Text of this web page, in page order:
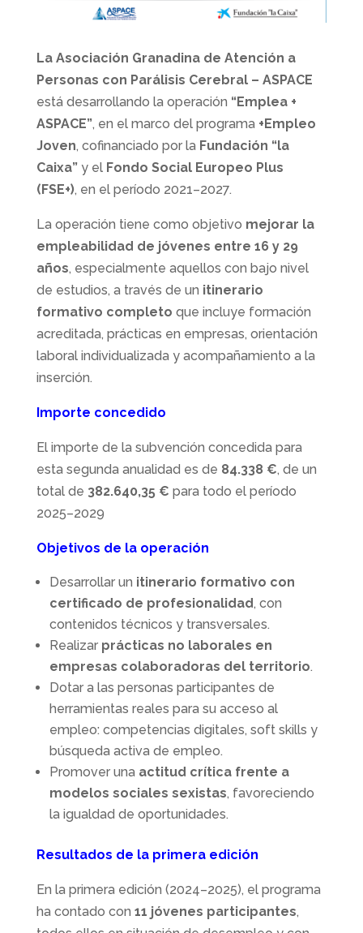
La Asociación Granadina de Atención a
Personas con Parálisis Cerebral – ASPACE
está desarrollando la operación “Emplea +
ASPACE”, en el marco del programa +Empleo
Joven, cofinanciado por la Fundación “la
Caixa”y el Fondo Social Europeo Plus
(FSE+), en el período 2021–2027.
La operación tiene como objetivo mejorar la
empleabilidad de jóvenes entre 16 y 29
años, especialmente aquellos con bajo nivel
de estudios, a través de un itinerario
formativo completo que incluye formación
acreditada, prácticas en empresas, orientación
laboral individualizada y acompañamiento a la
inserción.
Importe concedido
El importe de la subvención concedida para
esta segunda anualidad es de 84.338 €, de un
total de 382.640,35 € para todo el período
2025–2029
Objetivos de la operación
Desarrollar un itinerario formativo con
certificado de profesionalidad, con
contenidos técnicos y transversales.
Realizar prácticas no laborales en
empresas colaboradoras del territorio.
Dotar a las personas participantes de
herramientas reales para su acceso al
empleo: competencias digitales, soft skills y
búsqueda activa de empleo.
Promover una actitud crítica frente a
modelos sociales sexistas, favoreciendo
la igualdad de oportunidades.
Resultados de la primera edición
En la primera edición (2024–2025), el programa
ha contado con 11 jóvenes participantes,